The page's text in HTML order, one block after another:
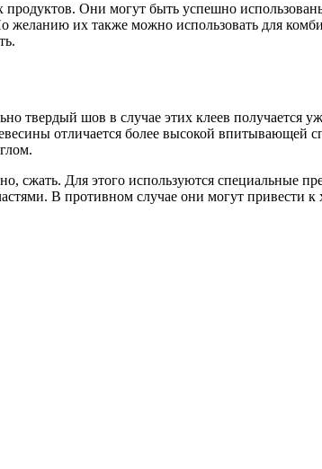
Они могут быть успешно
желанию их также можно использовать для
шов в случае этих клеев получается
отличается более высокой впитывающей
сжать. Для этого используются специальные
В противном случае они могут привести